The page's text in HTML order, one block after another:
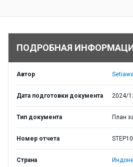
ПОДРОБНАЯ
Автор
Дата подготовки документа 2024/
Тип документа План
Номер отчета
Страна